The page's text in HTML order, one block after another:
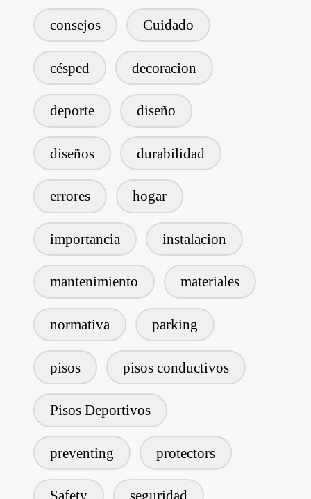
consejos Cuidado
césped decoracion
deporte diseño
diseños durabilidad
errores hogar
importancia instalacion
mantenimiento materiales
normativa parking
pisos pisos conductivos
Pisos Deportivos
preventing protectors
Safety seguridad